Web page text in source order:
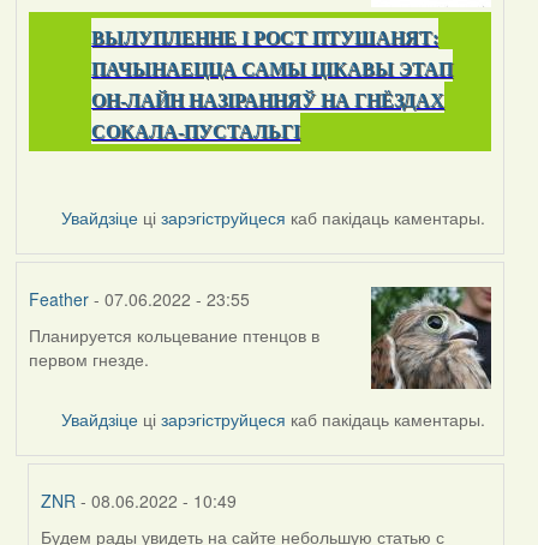
ВЫЛУПЛЕННЕ I РОСТ ПТУШАНЯТ:
ПАЧЫНАЕЦЦА САМЫ ЦІКАВЫ ЭТАП
ОН-ЛАЙН НАЗІРАННЯЎ НА ГНЁЗДАХ
СОКАЛА-ПУСТАЛЬГІ
Увайдзіце цізарэгіструйцеся каб пакідаць каментары.
Feather- 07.06.2022 - 23:55
Планируется кольцевание птенцов в
первом гнезде.
Увайдзіце цізарэгіструйцеся каб пакідаць каментары.
ZNR - 08.06.2022 - 10:49
Будем рады увидеть на сайте небольшую статью с